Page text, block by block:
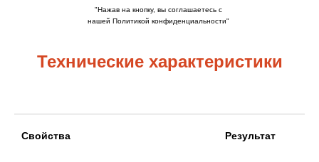
"Нажав на кнопку, вы соглашаетесь с
нашей Политикой конфиденциальности"
Технические характеристики
Свойства Результат